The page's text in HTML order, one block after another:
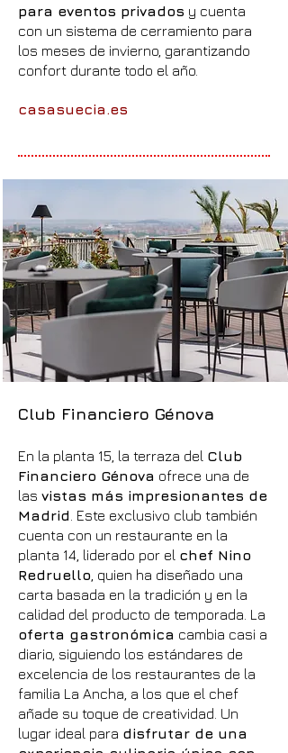
para eventos privados y cuenta
con un sistema de cerramiento para
los meses de invierno, garantizando
confort durante todo el año.
casasuecia.es
Club Financiero Génova
En la planta 15, la terraza del Club
Financiero Génova ofrece una de
las vistas más impresionantes de
Madrid . Este exclusivo club también
cuenta con un restaurante en la
planta 14, liderado por el chef Nino
Redruello , quien ha diseñado una
carta basada en la tradición y en la
calidad del producto de temporada. La
oferta gastronómica cambia casi a
diario, siguiendo los estándares de
excelencia de los restaurantes de la
familia La Ancha, a los que el chef
añade su toque de creatividad. Un
lugar ideal para disfrutar de una